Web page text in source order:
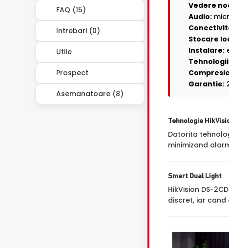
FAQ (15)
Intrebari (0)
Utile
Prospect
Asemanatoare (8)
Vedere
Audio:
Stocare
Instalare:
Garantie:
Tehnologie
Datorita
minimizand
Smart Dual Light
HikVision DS-
discret, iar